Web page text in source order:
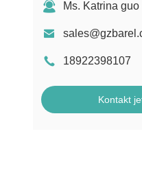
Ms. Katrina guo
18922398107
Kontakt